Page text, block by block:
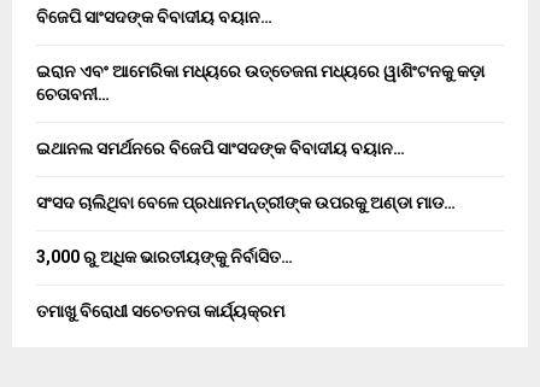
ବିଜେପି ସାଂସଦଙ୍କ ବିବାଦୀୟ ବୟାନ…
ଇରାନ ଏବଂ ଆମେରିକା ମଧ୍ୟରେ ଉତ୍ତେଜନା ମଧ୍ୟରେ ୱାଶିଂଟନକୁ କଡ଼ା
ଚେତାବନୀ…
ଇଥାନଲ ସମର୍ଥନରେ ବିଜେପି ସାଂସଦଙ୍କ ବିବାଦୀୟ ବୟାନ…
ସଂସଦ ଚାଲିଥିବା ବେଳେ ପ୍ରଧାନମନ୍ତ୍ରୀଙ୍କ ଉପରକୁ ଅଣ୍ଡା ମାଡ…
3,000 ରୁ ଅଧିକ ଭାରତୀୟଙ୍କୁ ନିର୍ବାସିତ…
ତମାଖୁ ବିରୋଧୀ ସଚେତନତା କାର୍ଯ୍ୟକ୍ରମ